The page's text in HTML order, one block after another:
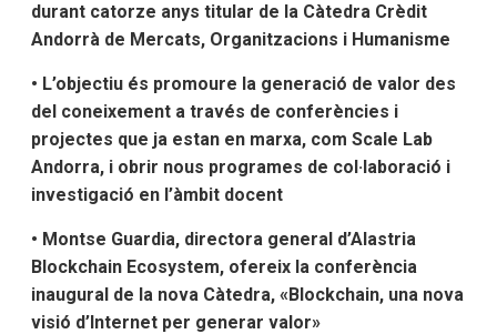
durant catorze anys titular de la Càtedra Crèdit
Andorrà de Mercats, Organitzacions i Humanisme
• L’objectiu és promoure la generació de valor des
del coneixement a través de conferències i
projectes que ja estan en marxa, com Scale Lab
Andorra, i obrir nous programes de col·laboració i
investigació en l’àmbit docent
• Montse Guardia, directora general d’Alastria
Blockchain Ecosystem, ofereix la conferència
inaugural de la nova Càtedra, «Blockchain, una nova
visió d’Internet per generar valor»